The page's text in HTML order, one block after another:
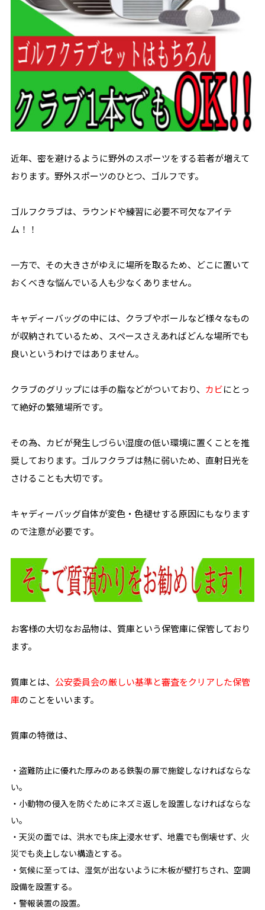
近年、密を避けるように野外のスポーツをする若者が増えて
おります。野外スポーツのひとつ、ゴルフです。
ゴルフクラブは、ラウンドや練習に必要不可欠なアイテ
ム！！
一方で、その大きさがゆえに場所を取るため、どこに置いて
おくべきな悩んでいる人も少なくありません。
キャディーバッグの中には、クラブやボールなど様々なもの
が収納されているため、スペースさえあればどんな場所でも
良いというわけではありません。
クラブのグリップには手の脂などがついており、 カビにとっ
て絶好の繁殖場所です。
その為、カビが発生しづらい湿度の低い環境に置くことを推
奨しております。ゴルフクラブは熱に弱いため、直射日光を
さけることも大切です。
キャディーバッグ自体が変色・色褪せする原因にもなります
ので注意が必要です。
お客様の大切なお品物は、質庫という保管庫に保管しており
ます。
質庫とは、 公安委員会の厳しい基準と審査をクリアした保管
庫のことをいいます。
質庫の特徴は、
・盗難防止に優れた厚みのある鉄製の扉で施錠しなければならな
い。
・小動物の侵入を防ぐためにネズミ返しを設置しなければならな
い。
・天災の面では、洪水でも床上浸水せず、地震でも倒壊せず、火
災でも炎上しない構造とする。
・気候に至っては、湿気が出ないように木板が壁打ちされ、空調
設備を設置する。
・警報装置の設置。